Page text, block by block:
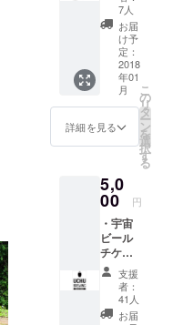
造、販売開
2017年 ク
ラフトビー
ル 醸造所を
2018年 醸
ビールと樽
ビールの販
売を開始。
2021年 こ
れまでに約
70種類の
ビールをリ
リース。
・お礼
のメッ
セージ
7人
お届
け予
定：
2018
年01
月
詳細を見る
こ
の
リ
タ
ー
ン
を
選
択
す
る
5,0
00 円
・宇宙
ビール
チケッ
ト5枚
（出
店イベ
ントや
支援
者：
41人
お届